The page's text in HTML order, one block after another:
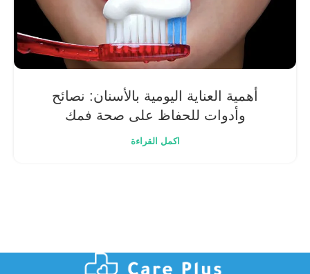
أهمية العناية اليومية بالأسنان: نصائح
وأدوات للحفاظ على صحة فمك
اكمل القراءة